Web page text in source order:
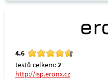
4.6
testů celkem:2
http://isp.eronx.cz